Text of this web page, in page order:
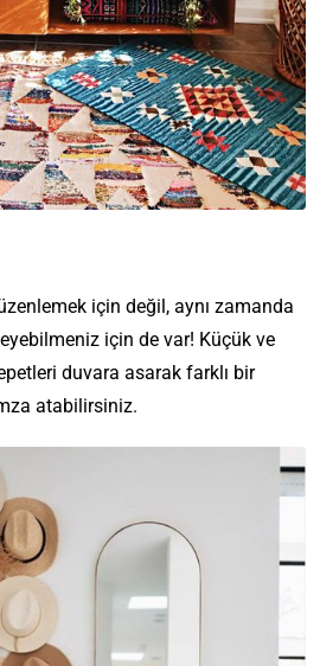
için değil, aynı zamanda
için de var! Küçük ve
duvara asarak farklı bir
atabilirsiniz.